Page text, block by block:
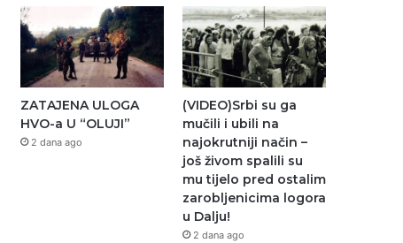
ZATAJENA ULOGA
HVO-a U “OLUJI”
2 dana ago
(VIDEO)Srbi su ga
mučili i ubili na
najokrutniji način –
još živom spalili su
mu tijelo pred ostalim
zarobljenicima logora
u Dalju!
2 dana ago